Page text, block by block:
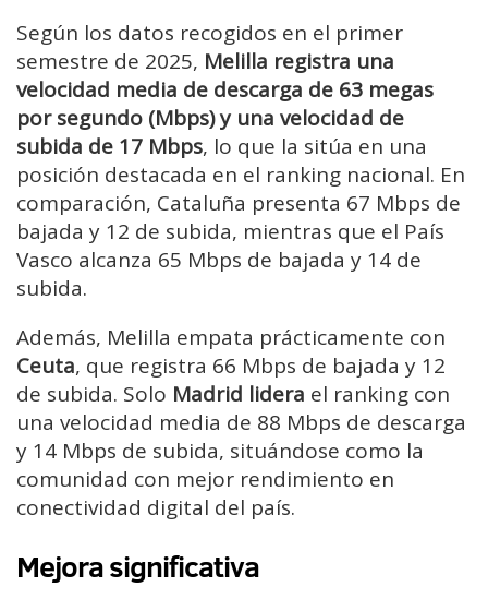
Según los datos recogidos en el primer
semestre de 2025, Melilla registra una
velocidad media de descarga de 63 megas
por segundo (Mbps) y una velocidad de
subida de 17 Mbps, lo que la sitúa en una
posición destacada en el ranking nacional. En
comparación, Cataluña presenta 67 Mbps de
bajada y 12 de subida, mientras que el País
Vasco alcanza 65 Mbps de bajada y 14 de
subida.
Además, Melilla empata prácticamente con
Ceuta, que registra 66 Mbps de bajada y 12
de subida. Solo Madrid lidera el ranking con
una velocidad media de 88 Mbps de descarga
y 14 Mbps de subida, situándose como la
comunidad con mejor rendimiento en
conectividad digital del país.
Mejora significativa